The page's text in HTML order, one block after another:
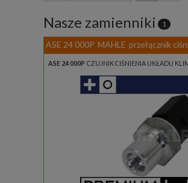
Nasze zamienniki 1
ASE 24 000P MAHLE przełącznik
ASE 24 000P CZUJNIK CIŚNIENIA UKŁADU